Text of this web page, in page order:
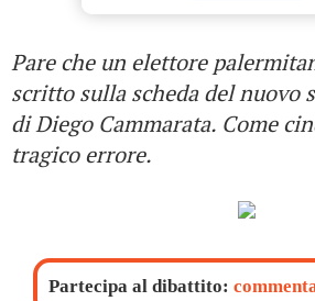
Pare che un elettore
scritto sulla scheda del nuovo
di Diego Cammarata. Come
tragico errore.
Partecipa al dibattito: